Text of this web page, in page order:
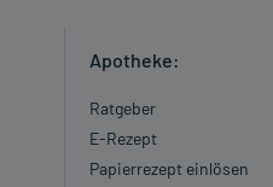
Apotheke:
Ratgeber
E-Rezept
Papierrezept einlösen